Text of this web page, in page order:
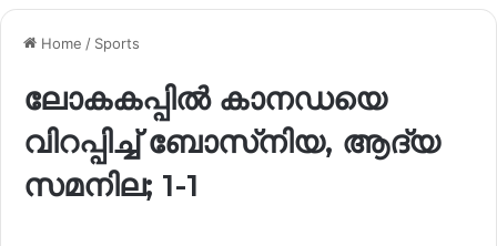
Home / Sports
ലോകകപ്പിൽ കാനഡയെ
വിറപ്പിച്ച് ബോസ്‌നിയ, ആദ്യ
സമനില; 1-1